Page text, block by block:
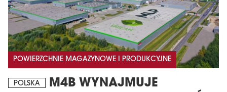
POWIERZCHNIE MAGAZYNOWE I PRODUKCYJNE
POLSKA
M4B WYNAJMUJE